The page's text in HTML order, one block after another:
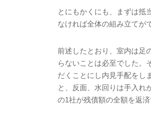
とにもかくにも、まずは抵
なければ全体の組み立てが
前述したとおり、室内は足
らないことは必至でした。
だくことにし内見手配をし
と、反面、水回りは手入れ
の1社が残債額の全額を返